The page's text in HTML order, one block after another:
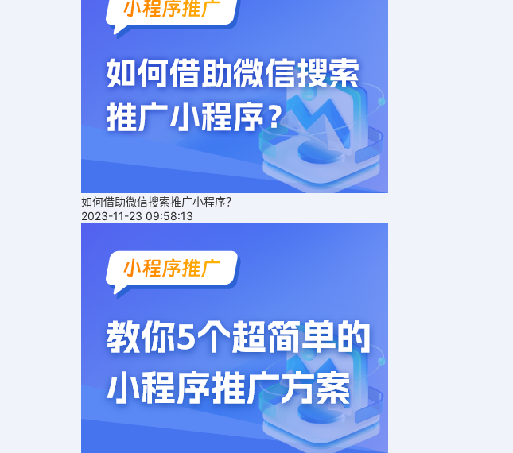
如何借助微信搜索推广小程序？
2023-11-23 09:58:13